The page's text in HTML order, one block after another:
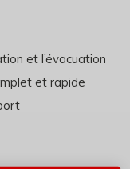
et l’évacuation
et rapide